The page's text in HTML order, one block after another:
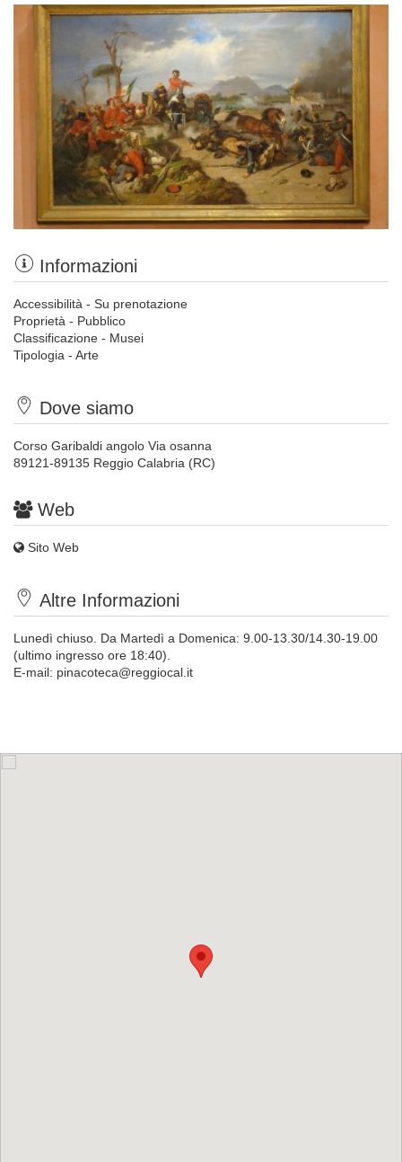
Informazioni
Accessibilità - Su prenotazione
Proprietà - Pubblico
Classificazione - Musei
Tipologia - Arte
Dove siamo
Corso Garibaldi angolo Via osanna
89121-89135 Reggio Calabria (RC)
Web
Sito Web
Altre Informazioni
Lunedì chiuso. Da Martedì a Domenica: 9.00-13.30/14.30-19.00
(ultimo ingresso ore 18:40).
E-mail: pinacoteca@reggiocal.it